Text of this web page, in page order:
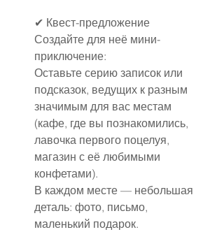
✔ Квест-предложение
Создайте для неё мини-
приключение:
Оставьте серию записок или
подсказок, ведущих к разным
значимым для вас местам
(кафе, где вы познакомились,
лавочка первого поцелуя,
магазин с её любимыми
конфетами).
В каждом месте — небольшая
деталь: фото, письмо,
маленький подарок.